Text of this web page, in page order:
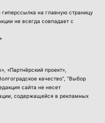
на главную страницу
не всегда совпадает с
«Партнёрский проект»,
качество”, “Выбор
сайта не несет
содержащейся в рекламных